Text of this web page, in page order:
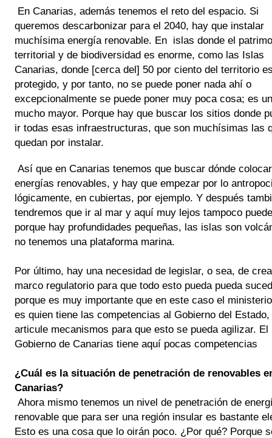
En Canarias, además tenemos el reto del espacio. Si
queremos descarbonizar para el 2040, hay que instalar
muchísima energía renovable. En  islas donde el
territorial y de biodiversidad es enorme, como las Islas
Canarias, donde [cerca del] 50 por ciento del territorio
protegido, y por tanto, no se puede poner nada ahí o
excepcionalmente se puede poner muy poca cosa; es
mucho mayor. Porque hay que buscar los sitios donde
ir todas esas infraestructuras, que son muchísimas las
quedan por instalar.
Así que en Canarias tenemos que buscar dónde
energías renovables, y hay que empezar por lo
lógicamente, en cubiertas, por ejemplo. Y después
tendremos que ir al mar y aquí muy lejos tampoco
porque hay profundidades pequeñas, las islas son
no tenemos una plataforma marina.
Por último, hay una necesidad de legislar, o sea, de
marco regulatorio para que todo esto pueda pueda
porque es muy importante que en este caso el
es quien tiene las competencias al Gobierno del Estado,
articule mecanismos para que esto se pueda agilizar. El
Gobierno de Canarias tiene aquí pocas competencias
¿Cuál es la situación de penetración de renovables
Canarias?
Ahora mismo tenemos un nivel de penetración de
renovable que para ser una región insular es bastante
Esto es una cosa que lo oirán poco. ¿Por qué? Porque